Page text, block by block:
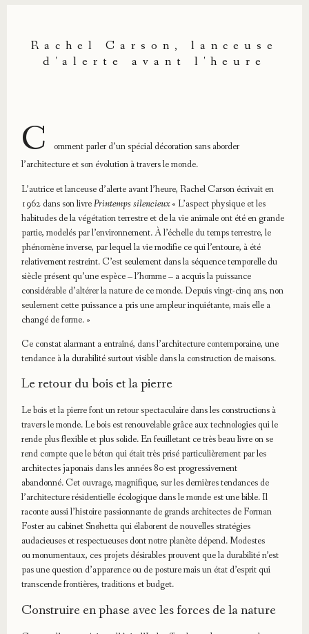
Rachel Carson, lanceuse
d'alerte avant l'heure
C
omment parler d’un spécial décoration sans aborder
l’architecture et son évolution à travers le monde.
L’autrice et lanceuse d’alerte avant l’heure, Rachel Carson écrivait en
1962 dans son livrePrintemps silencieux« L’aspect physique et les
habitudes de la végétation terrestre et de la vie animale ont été en grande
partie, modelés par l’environnement. À l’échelle du temps terrestre, le
phénomène inverse, par lequel la vie modifie ce qui l’entoure, à été
relativement restreint. C’est seulement dans la séquence temporelle du
siècle présent qu’une espèce – l’homme – a acquis la puissance
considérable d’altérer la nature de ce monde. Depuis vingt-cinq ans, non
seulement cette puissance a pris une ampleur inquiétante, mais elle a
changé de forme. »
Ce constat alarmant a entraîné, dans l’architecture contemporaine, une
tendance à la durabilité surtout visible dans la construction de maisons.
Le retour du bois et la pierre
Le bois et la pierre font un retour spectaculaire dans les constructions à
travers le monde. Le bois est renouvelable grâce aux technologies qui le
rende plus flexible et plus solide. En feuilletant ce très beau livre on se
rend compte que le béton qui était très prisé particulièrement par les
architectes japonais dans les années 80 est progressivement
abandonné. Cet ouvrage, magnifique, sur les dernières tendances de
l’architecture résidentielle écologique dans le monde est une bible. Il
raconte aussi l’histoire passionnante de grands architectes de Forman
Foster au cabinet Snøhetta qui élaborent de nouvelles stratégies
audacieuses et respectueuses dont notre planète dépend. Modestes
ou monumentaux, ces projets désirables prouvent que la durabilité n’est
pas une question d’apparence ou de posture mais un état d’esprit qui
transcende frontières, traditions et budget.
Construire en phase avec les forces de la nature